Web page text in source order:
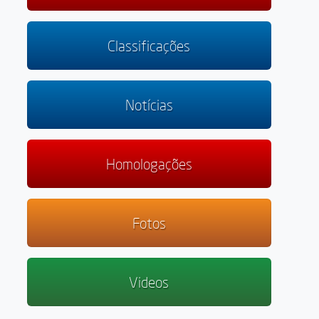
Classificações
Notícias
Homologações
Fotos
Videos